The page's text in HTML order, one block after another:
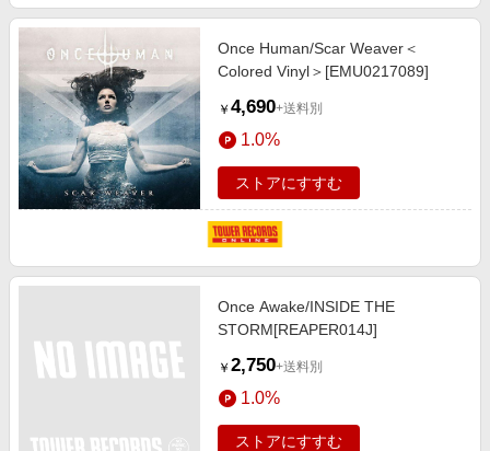
Once Human/Scar Weaver＜
Colored Vinyl＞[EMU0217089]
￥ 4,690+送料別
1.0%
ストアにすすむ
Once Awake/INSIDE THE
STORM[REAPER014J]
￥ 2,750+送料別
1.0%
ストアにすすむ